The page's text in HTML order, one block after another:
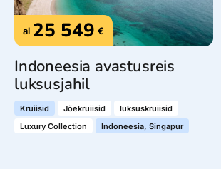
al 25 549 €
Indoneesia avastusreis
luksusjahil
Kruiisid Jõekruiisid
luksuskruiisid
Luxury Collection
Indoneesia, Singapur